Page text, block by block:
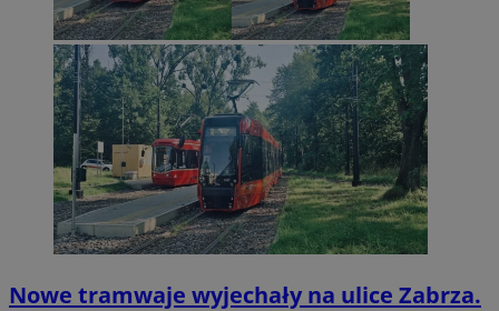
Nowe tramwaje wyjechały na ulice Zabrza.